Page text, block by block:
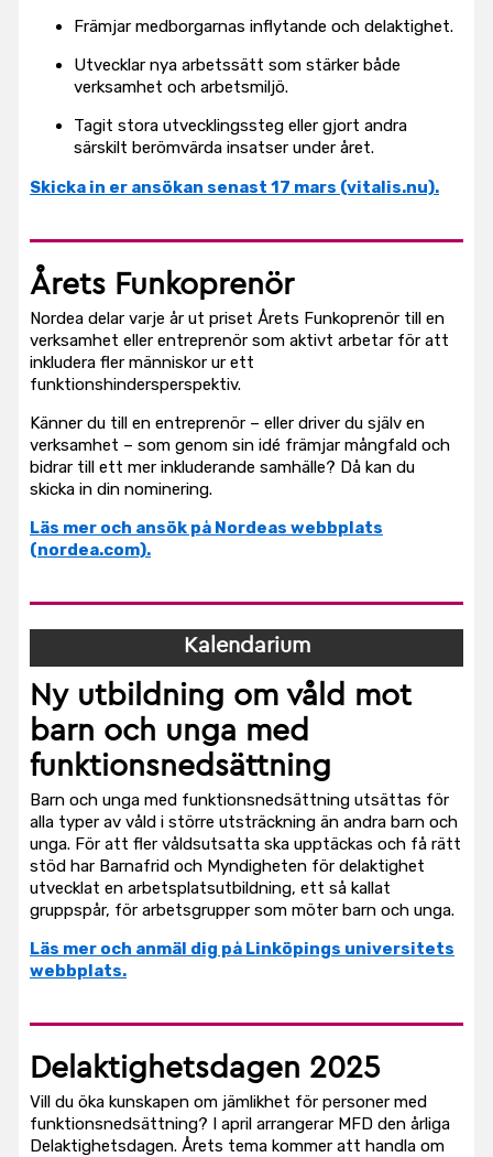
Främjar medborgarnas inflytande och delaktighet.
Utvecklar nya arbetssätt som stärker både
verksamhet och arbetsmiljö.
Tagit stora utvecklingssteg eller gjort andra
särskilt berömvärda insatser under året.
Skicka in er ansökan senast 17 mars (vitalis.nu).
Årets Funkoprenör
Nordea delar varje år ut priset Årets Funkoprenör till en
verksamhet eller entreprenör som aktivt arbetar för att
inkludera fler människor ur ett
funktionshindersperspektiv.
Känner du till en entreprenör – eller driver du själv en
verksamhet – som genom sin idé främjar mångfald och
bidrar till ett mer inkluderande samhälle? Då kan du
skicka in din nominering.
Läs mer och ansök på Nordeas webbplats
(nordea.com).
Kalendarium
Ny utbildning om våld mot
barn och unga med
funktionsnedsättning
Barn och unga med funktionsnedsättning utsättas för
alla typer av våld i större utsträckning än andra barn och
unga. För att fler våldsutsatta ska upptäckas och få rätt
stöd har Barnafrid och Myndigheten för delaktighet
utvecklat en arbetsplatsutbildning, ett så kallat
gruppspår, för arbetsgrupper som möter barn och unga.
Läs mer och anmäl dig på Linköpings universitets
webbplats.
Delaktighetsdagen 2025
Vill du öka kunskapen om jämlikhet för personer med
funktionsnedsättning? I april arrangerar MFD den årliga
Delaktighetsdagen. Årets tema kommer att handla om